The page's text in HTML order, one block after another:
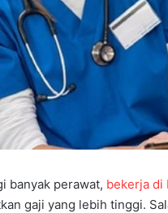
banyak perawat, bekerja di
gaji yang lebih tinggi.